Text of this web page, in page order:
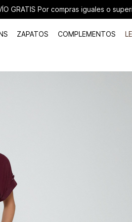
GRATIS Por compras iguales o
ZAPATOS COMPLEMENTOS